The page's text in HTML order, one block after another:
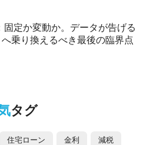
固定か変動か。データが告げる
へ乗り換えるべき最後の臨界点
タグ
住宅ローン 金利 減税